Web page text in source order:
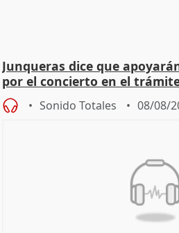
Junqueras dice que
por el concierto en el
Sonido Totales 08/08/